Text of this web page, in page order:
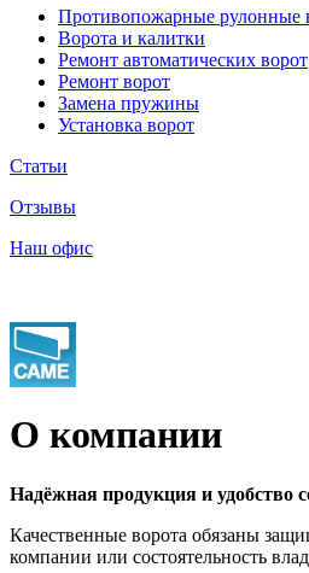
Противопожарные рулонные
Ворота и калитки
Ремонт автоматических ворот
Ремонт ворот
Замена пружины
Установка ворот
Статьи
Отзывы
Наш офис
О компании
Надёжная продукция и удобство
Качественные ворота обязаны
компании или состоятельность